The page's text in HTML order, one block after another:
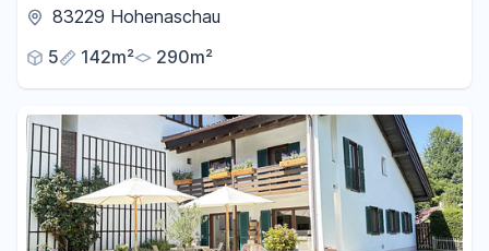
Wohnen, wo andere Urlaub machen
83229 Hohenaschau
5
142m² 290m²